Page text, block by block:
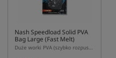
Nash Speedload Solid PVA
Bag Large (Fast Melt)
Duże worki PVA (szybko rozpuszczalne)